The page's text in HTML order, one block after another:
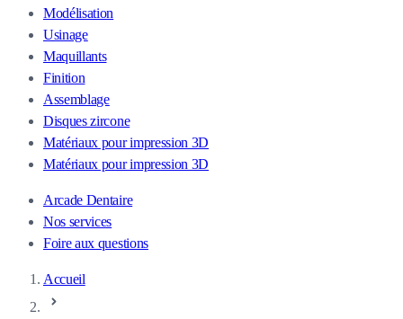
Modélisation
Usinage
Maquillants
Finition
Assemblage
Disques zircone
Matériaux pour impression 3D
Matériaux pour impression 3D
Arcade Dentaire
Nos services
Foire aux questions
Accueil